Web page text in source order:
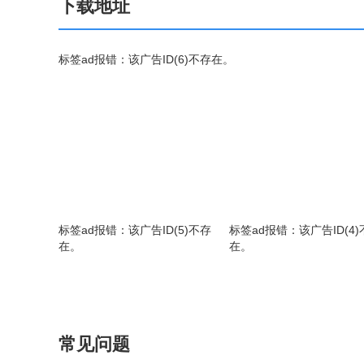
下载地址
标签ad报错：该广告ID(6)不存在。
标签ad报错：该广告ID(5)不存
在。
标签ad报错：该广告ID(4)
在。
常见问题